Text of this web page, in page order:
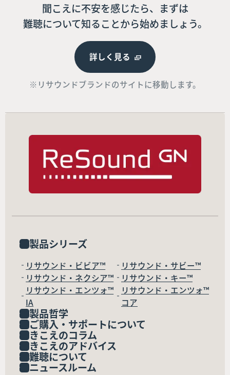
聞こえに不安を感じたら、まずは
難聴について知ることから始めましょう。
詳しく見る
※リサウンドブランドのサイトに移動します。
製品シリーズ
リサウンド・ビビア™
リサウンド・サビー™
リサウンド・ネクシア™
リサウンド・キー™
リサウンド・エンツォ™
IA
リサウンド・エンツォ™
コア
製品哲学
ご購入・サポートについて
きこえのコラム
きこえのアドバイス
難聴について
ニュースルーム